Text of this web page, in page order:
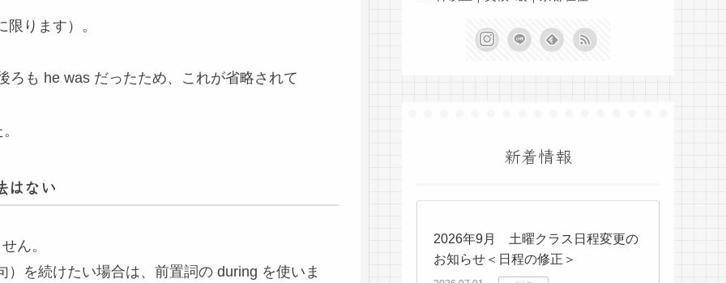
ります）。
ろも he was だったため、これが省略されて
はない
ん。
を続けたい場合は、前置詞の during を使いま
新着情報
2026年9月 土曜クラス日程変更の
お知らせ＜日程の修正＞